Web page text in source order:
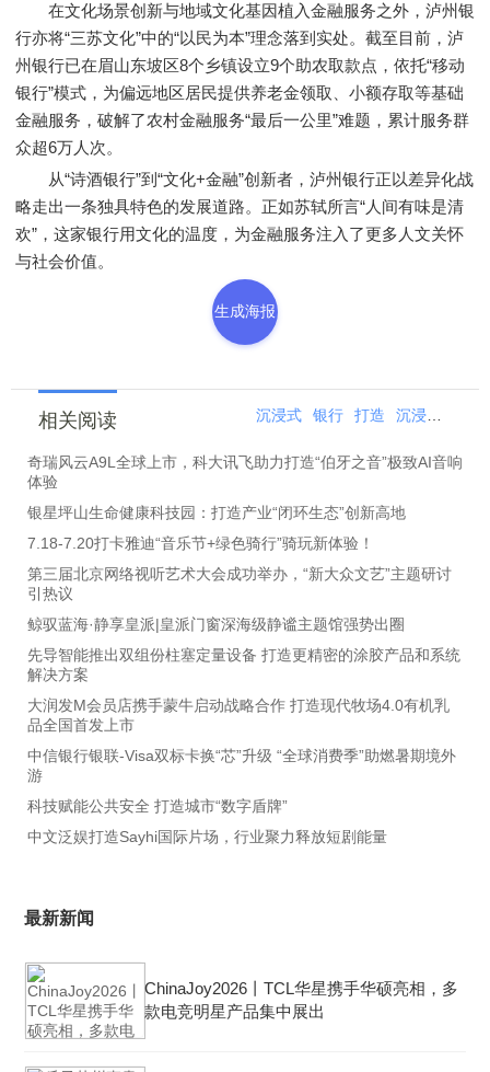
在文化场景创新与地域文化基因植入金融服务之外，泸州银
行亦将“三苏文化”中的“以民为本”理念落到实处。截至目前，泸
州银行已在眉山东坡区8个乡镇设立9个助农取款点，依托“移动
银行”模式，为偏远地区居民提供养老金领取、小额存取等基础
金融服务，破解了农村金融服务“最后一公里”难题，累计服务群
众超6万人次。
从“诗酒银行”到“文化+金融”创新者，泸州银行正以差异化战
略走出一条独具特色的发展道路。正如苏轼所言“人间有味是清
欢”，这家银行用文化的温度，为金融服务注入了更多人文关怀
与社会价值。
生成海报
相关阅读 沉浸式 银行 打造 沉浸
奇瑞风云A9L全球上市，科大讯飞助力打造“伯牙之音”极致AI音响
体验
银星坪山生命健康科技园：打造产业“闭环生态”创新高地
7.18-7.20打卡雅迪“音乐节+绿色骑行”骑玩新体验！
第三届北京网络视听艺术大会成功举办，“新大众文艺”主题研讨
引热议
鲸驭蓝海·静享皇派|皇派门窗深海级静谧主题馆强势出圈
先导智能推出双组份柱塞定量设备 打造更精密的涂胶产品和系统
解决方案
大润发M会员店携手蒙牛启动战略合作 打造现代牧场4.0有机乳
品全国首发上市
中信银行银联-Visa双标卡换“芯”升级 “全球消费季”助燃暑期境外
游
科技赋能公共安全 打造城市“数字盾牌”
中文泛娱打造Sayhi国际片场，行业聚力释放短剧能量
最新新闻
ChinaJoy2026丨TCL华星携手华硕亮相，多
款电竞明星产品集中展出